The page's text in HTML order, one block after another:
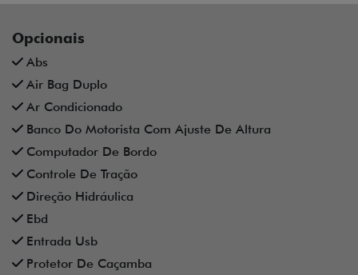
Opcionais
Abs
Air Bag Duplo
Ar Condicionado
Banco Do Motorista Com Ajuste De Altura
Computador De Bordo
Controle De Tração
Direção Hidráulica
Ebd
Entrada Usb
Protetor De Caçamba